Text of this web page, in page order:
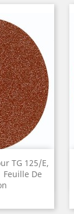
TG 125/E,
Feuille De